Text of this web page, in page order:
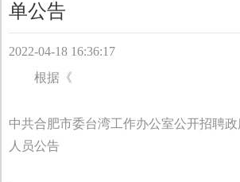
单公告
2022-04-18 16:36:17
根据《
中共合肥市委台湾工作办公室公开招聘
人员公告